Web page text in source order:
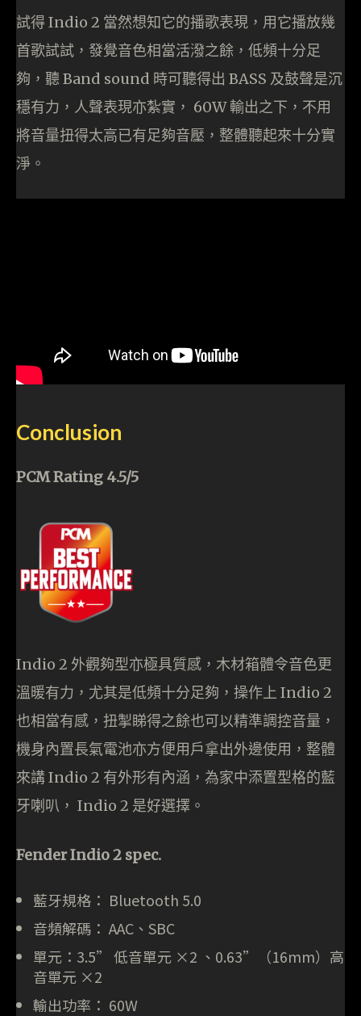
試得 Indio 2 當然想知它的播歌表現，用它播放幾
首歌試試，發覺音色相當活潑之餘，低頻十分足
夠，聽 Band sound 時可聽得出 BASS 及鼓聲是沉
穩有力，人聲表現亦紮實， 60W 輸出之下，不用
將音量扭得太高已有足夠音壓，整體聽起來十分實
淨。
Conclusion
PCM Rating 4.5/5
Indio 2 外觀夠型亦極具質感，木材箱體令音色更
溫暖有力，尤其是低頻十分足夠，操作上 Indio 2
也相當有感，扭掣睇得之餘也可以精準調控音量，
機身內置長氣電池亦方便用戶拿出外邊使用，整體
來講 Indio 2 有外形有內涵，為家中添置型格的藍
牙喇叭， Indio 2 是好選擇。
Fender Indio 2 spec.
藍牙規格： Bluetooth 5.0
音頻解碼： AAC、SBC
單元：3.5” 低音單元 ×2 、0.63”（16mm）高
音單元 ×2
輸出功率： 60W